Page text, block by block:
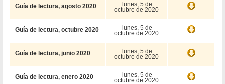
Guía de lectura, agosto 2020 lunes, 5 de
octubre de 2020
Guía de lectura, octubre 2020 lunes, 5 de
octubre de 2020
Guía de lectura, junio 2020 lunes, 5 de
octubre de 2020
Guía de lectura, enero 2020 lunes, 5 de
octubre de 2020